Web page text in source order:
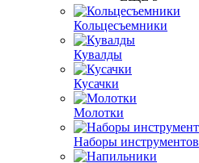
Кольцесъемники
Кувалды
Кусачки
Молотки
Наборы инструментов